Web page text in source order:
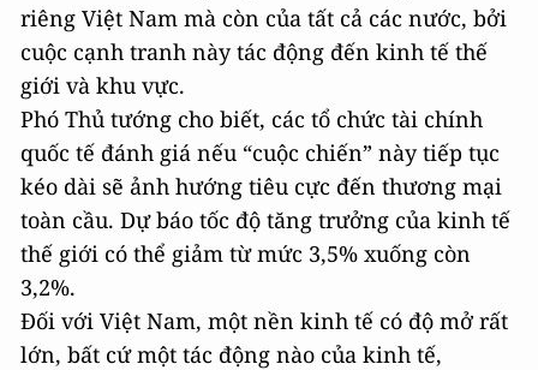
riêng Việt Nam mà còn của tất cả các nước, bởi
cuộc cạnh tranh này tác động đến kinh tế thế
giới và khu vực.
Phó Thủ tướng cho biết, các tổ chức tài chính
quốc tế đánh giá nếu “cuộc chiến” này tiếp tục
kéo dài sẽ ảnh hướng tiêu cực đến thương mại
toàn cầu. Dự báo tốc độ tăng trưởng của kinh tế
thế giới có thể giảm từ mức 3,5% xuống còn
3,2%.
Đối với Việt Nam, một nền kinh tế có độ mở rất
lớn, bất cứ một tác động nào của kinh tế,